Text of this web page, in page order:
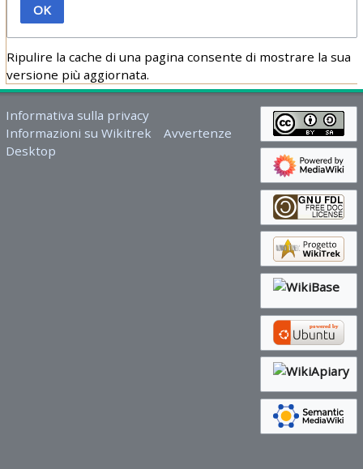
OK
Ripulire la cache di una pagina consente di mostrare la sua
versione più aggiornata.
Informativa sulla privacy
Informazioni su Wikitrek
Avvertenze
Desktop